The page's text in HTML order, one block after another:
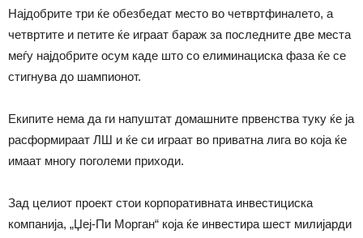
Најдобрите три ќе обезбедат место во четвртфиналето, а
четвртите и петите ќе играат бараж за последните две места
меѓу најдобрите осум каде што со елиминациска фаза ќе се
стигнува до шампионот.
Екипите нема да ги напуштат домашните првенства туку ќе ја
расформираат ЛШ и ќе си играат во приватна лига во која ќе
имаат многу поголеми приходи.
Зад целиот проект стои корпоративната инвестициска
компанија, „Џej-Пи Морган“ која ќе инвестира шест милијарди